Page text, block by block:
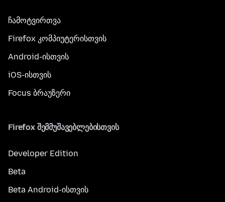
ჩამოტვირთვა
Firefox კომპიუტერისთვის
Android-ისთვის
iOS-ისთვის
Focus ბრაუზერი
Firefox შემმუშავებლებისთვის
Developer Edition
Beta
Beta Android-ისთვის